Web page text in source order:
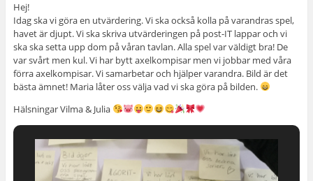
Hej!
Idag ska vi göra en utvärdering. Vi ska också kolla på varandras spel,
havet är djupt. Vi ska skriva utvärderingen på post-IT lappar och vi
ska ska setta upp dom på våran tavlan. Alla spel var väldigt bra! De
var svårt men kul. Vi har bytt axelkompisar men vi jobbar med våra
förra axelkompisar. Vi samarbetar och hjälper varandra. Bild är det
bästa ämnet! Maria låter oss välja vad vi ska göra på bilden.
Hälsningar Vilma & Julia